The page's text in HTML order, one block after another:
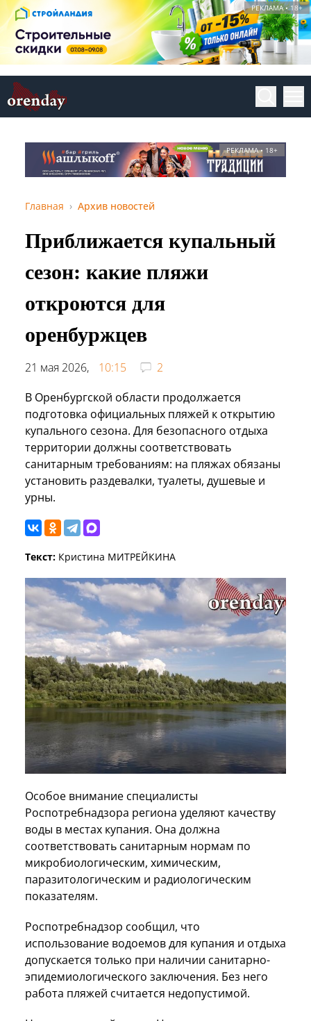
РЕКЛАМА • 18+
РЕКЛАМА • 18+
Главная Архив новостей
Приближается купальный
сезон: какие пляжи
откроются для
оренбуржцев
21 мая 2026, 10:15
2
В Оренбургской области продолжается
подготовка официальных пляжей к открытию
купального сезона. Для безопасного отдыха
территории должны соответствовать
санитарным требованиям: на пляжах обязаны
установить раздевалки, туалеты, душевые и
урны.
Текст: Кристина МИТРЕЙКИНА
Особое внимание специалисты
Роспотребнадзора региона уделяют качеству
воды в местах купания. Она должна
соответствовать санитарным нормам по
микробиологическим, химическим,
паразитологическим и радиологическим
показателям.
Роспотребнадзор сообщил, что
использование водоемов для купания и отдыха
допускается только при наличии санитарно-
эпидемиологического заключения. Без него
работа пляжей считается недопустимой.